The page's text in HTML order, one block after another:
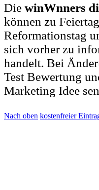
Die winWnners
können zu
Reformationstag
sich vorher zu
handelt. Bei
Test Bewertung
Marketing Idee
Nach oben kostenfreier